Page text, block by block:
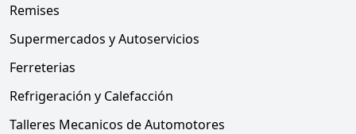
Remises
Supermercados y Autoservicios
Ferreterias
Refrigeración y Calefacción
Talleres Mecanicos de Automotores